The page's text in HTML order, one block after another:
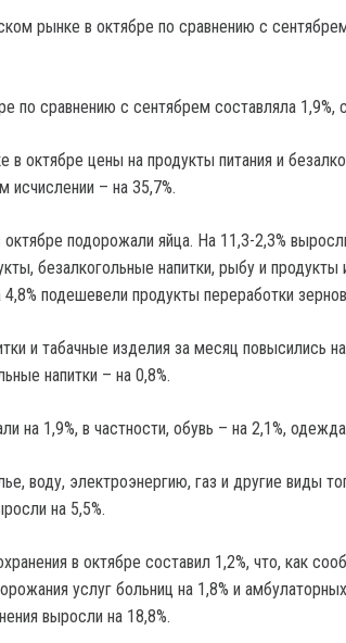
рынке в октябре по сравнению с
по сравнению с сентябрем составляла 1,9%,
в октябре цены на продукты питания и
исчислении – на 35,7%.
подорожали яйца. На 11,3-2,3%
безалкогольные напитки, рыбу и
подешевели продукты переработки
и табачные изделия за месяц повысились
напитки – на 0,8%.
на 1,9%, в частности, обувь – на 2,1%,
воду, электроэнергию, газ и другие виды
на 5,5%.
в октябре составил 1,2%, что, как
услуг больниц на 1,8% и
выросли на 18,8%.